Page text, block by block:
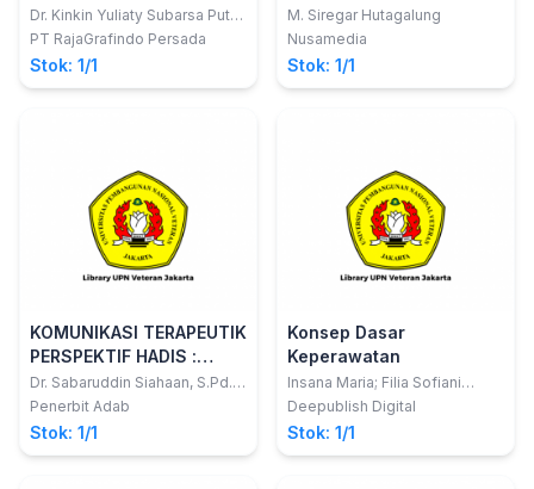
Dr. Kinkin Yuliaty Subarsa Putri,
S.Sos., M.Si., CICS.; Dr. Wiratri
Anindhita, M.Sc.; Nada Arina
Romli, M.I.Kom.
PT RajaGrafindo Persada
Stok: 1/1
Depresi Paska Stroke
dan Tentang
Hopelessness
M. Siregar Hutagalung
Nusamedia
Stok: 1/1
KOMUNIKASI TERAPEUTIK
PERSPEKTIF HADIS :
PELAYANAN MEDIS
BERDASARKAN HADIS-
HADIS SAHIH AL-BUKHARI
DAN SAHIH MUSLIM
Dr. Sabaruddin Siahaan, S.Pd.I.,
M.Sos.
Penerbit Adab
Stok: 1/1
Konsep Dasar
Keperawatan
Insana Maria; Filia Sofiani
Ikasari; Hj. Rusdiana
Deepublish Digital
Stok: 1/1